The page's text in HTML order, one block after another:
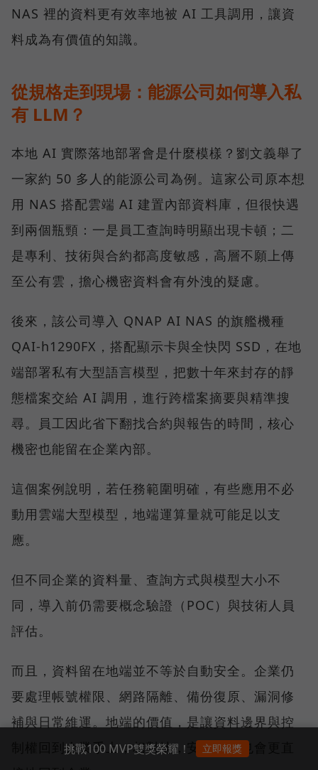
NAS 裡的資料更有效率地被 AI 工具調用，讓資
料成為有價值的知識。
從規格走到現場：能源公司如何導入私
有 LLM？
本地 AI 實際落地部署會是什麼模樣？劉文義舉了
一家約 50 多人的能源公司為例。這家公司原本想
用 NAS 搭配雲端 AI 建置內部資料庫，但很快遇
到兩個瓶頸：一是員工查詢時明顯出現卡頓；二
是專利、技術與合約都高度敏感，高層不願上傳
至公有雲，擔心機密資料會有外洩的疑慮。
後來，該公司導入 QNAP AI NAS 的旗艦機種
QAI-h1290FX，搭配顯示卡與全快閃 SSD，在地
端部署私有大型語言模型，把數十年來封存的靜
態檔案交給 AI 調用，進行跨檔案摘要與精準搜
尋。員工因此省下翻找合約與報告的時間，核心
機密也能留在企業內部。
這個案例說明，若任務範圍明確，有些應用不必
動用雲端大型模型，地端運算量就可能足以支
應。
但不同企業的資料量、查詢方式與模型大小不
同，導入前仍需要概念驗證（POC）與技術人員
評估。
而且，資料留在地端並不等於自動安全。企業仍
要處理帳號權限、網路隔離、備份復原、漏洞修
補與日常維運。地端的價值，是讓資料邊界與控
制權回到企業手上；相對地，安全責任也會更直
挑戰100 MVP雙獎榮耀！ 立即報獎